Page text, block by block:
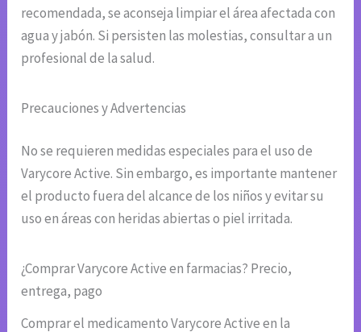
recomendada, se aconseja limpiar el área afectada con
agua y jabón. Si persisten las molestias, consultar a un
profesional de la salud.
Precauciones y Advertencias
No se requieren medidas especiales para el uso de
Varycore Active. Sin embargo, es importante mantener
el producto fuera del alcance de los niños y evitar su
uso en áreas con heridas abiertas o piel irritada.
¿Comprar Varycore Active en farmacias? Precio,
entrega, pago
Comprar el medicamento Varycore Active en la